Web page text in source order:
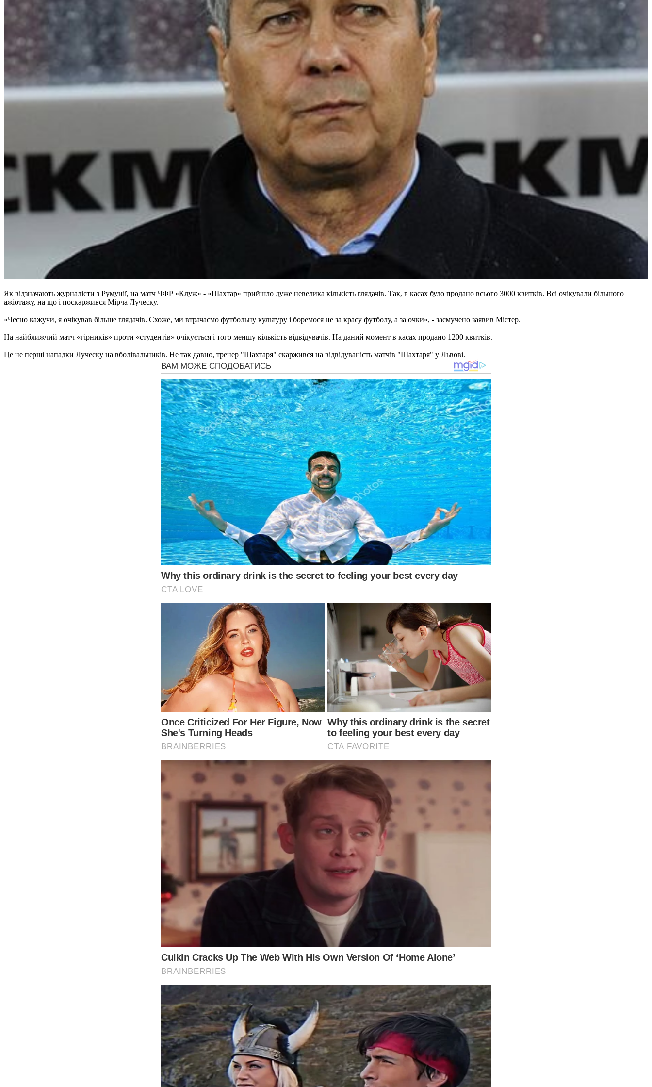
Як відзначають журналісти з Румунії, на матч ЧФР «Клуж» - «Шахтар» прийшло дуже невелика кількість глядачів. Так, в касах було продано всього 3000 квитків. Всі очікували більшого
ажіотажу, на що і поскаржився Мірча Луческу.
«Чесно кажучи, я очікував більше глядачів. Схоже, ми втрачаємо футбольну культуру і боремося не за красу футболу, а за очки», - засмучено заявив Містер.
На найближчий матч «гірників» проти «студентів» очікується і того меншу кількість відвідувачів. На даний момент в касах продано 1200 квитків.
Це не перші нападки Луческу на вболівальників. Не так давно, тренер "Шахтаря" скаржився на відвідуваність матчів "Шахтаря" у Львові.